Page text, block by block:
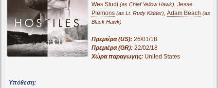
Wes Studi (as Chief Yellow Hawk), Jesse
Plemons (as Lt. Rudy Kidder), Adam Beach (as
Black Hawk)
Πρεμιέρα (US): 26/01/18
Πρεμιέρα (GR): 22/02/18
Χώρα παραγωγής: United States
Υπόθεση: